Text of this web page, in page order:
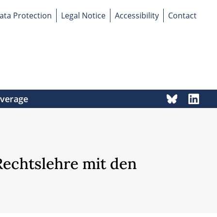
Protection Legal Notice Accessibility Contact
mit den